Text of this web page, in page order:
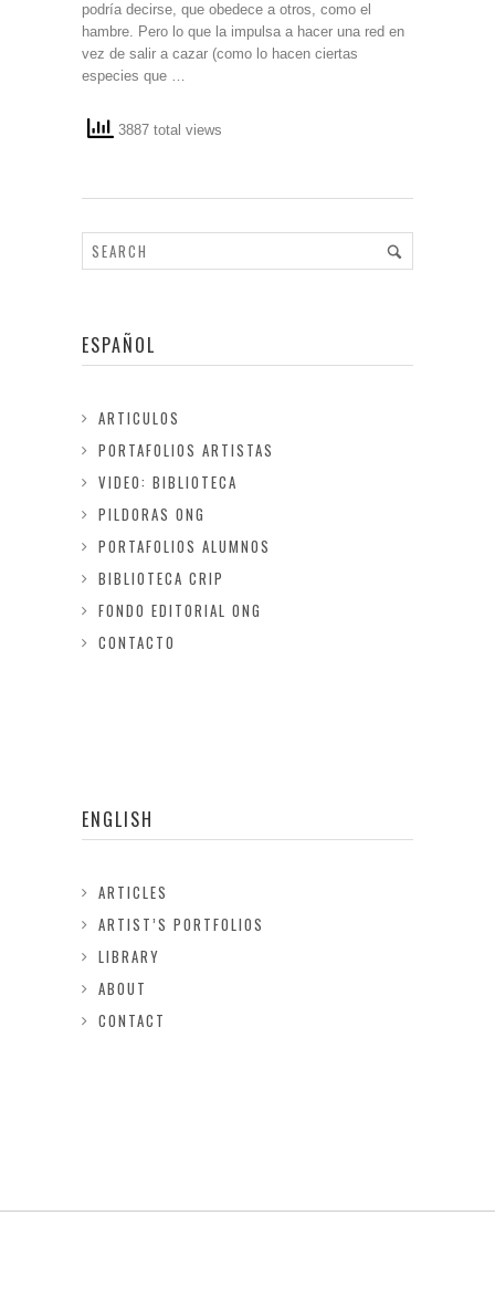
podría decirse, que obedece a otros, como el
hambre. Pero lo que la impulsa a hacer una red en
vez de salir a cazar (como lo hacen ciertas
especies que …
3887 total views
ESPAÑOL
ARTICULOS
PORTAFOLIOS ARTISTAS
VIDEO: BIBLIOTECA
PILDORAS ONG
PORTAFOLIOS ALUMNOS
BIBLIOTECA CRIP
FONDO EDITORIAL ONG
CONTACTO
ENGLISH
ARTICLES
ARTIST’S PORTFOLIOS
LIBRARY
ABOUT
CONTACT